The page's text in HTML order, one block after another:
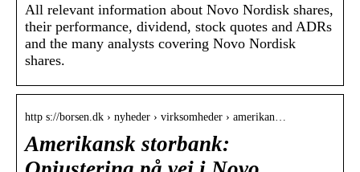
All relevant information about Novo Nordisk shares,
their performance, dividend, stock quotes and ADRs
and the many analysts covering Novo Nordisk
shares.
http s://borsen.dk › nyheder › virksomheder › amerikan…
Amerikansk storbank: